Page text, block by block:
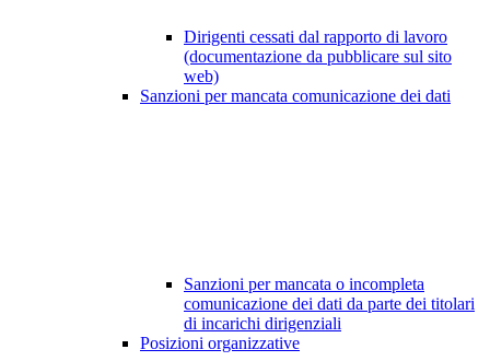
Dirigenti cessati dal rapporto di lavoro
(documentazione da pubblicare sul sito
web)
Sanzioni per mancata comunicazione dei dati
Sanzioni per mancata o incompleta
comunicazione dei dati da parte dei titolari
di incarichi dirigenziali
Posizioni organizzative